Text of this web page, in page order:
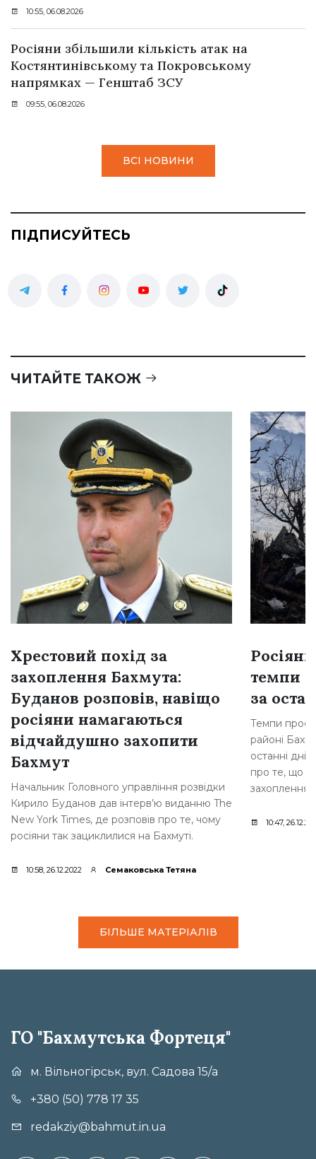
10:55, 06.08.2026
Росіяни збільшили кількість атак на
Костянтинівському та Покровському
напрямках — Генштаб ЗСУ
09:55, 06.08.2026
ВСІ НОВИНИ
ПІДПИСУЙТЕСЬ
ЧИТАЙТЕ ТАКОЖ
Хрестовий похід за
захоплення Бахмута:
Буданов розповів, навіщо
росіяни намагаються
відчайдушно захопити
Бахмут
Начальник Головного управління розвідки
Кирило Буданов дав інтерв’ю виданню The
New York Times, де розповів про те, чому
росіяни так зациклилися на Бахмуті.
10:58, 26.12.2022 Семаковська Тетяна
темпи
за
Темпи
районі
останні
про те, що
захоплення
10:47,
БІЛЬШЕ МАТЕРІАЛІВ
ГО "Бахмутська Фортеця"
м. Вільногірськ, вул. Садова 15/а
+380 (50) 778 17 35
redakziy@bahmut.in.ua